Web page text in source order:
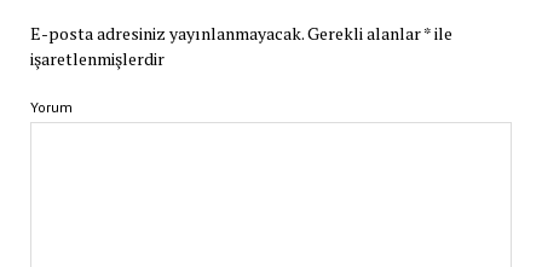
E-posta adresiniz yayınlanmayacak.Gerekli alanlar*ile
işaretlenmişlerdir
Yorum